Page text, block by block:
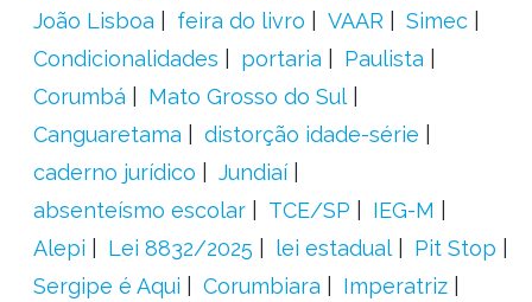
João Lisboa
feira do livro VAAR
Simec
Condicionalidades
portaria
Paulista
Corumbá
Mato Grosso do Sul
Canguaretama
distorção idade-série
caderno jurídico
Jundiaí
absenteísmo escolar
TCE/SP
IEG-M
Alepi
Lei 8832/2025 lei estadual
Pit Stop
Sergipe é Aqui
Corumbiara
Imperatriz